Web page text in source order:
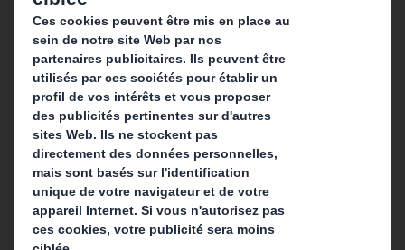
Suivez-nous